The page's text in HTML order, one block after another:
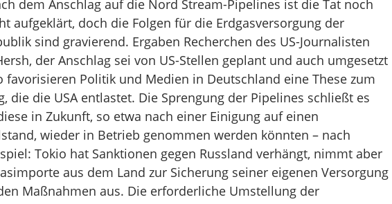
dem Anschlag auf die Nord Stream-Pipelines ist die Tat noch
aufgeklärt, doch die Folgen für die Erdgasversorgung der
sind gravierend. Ergaben Recherchen des US-Journalisten
der Anschlag sei von US-Stellen geplant und auch umgesetzt
favorisieren Politik und Medien in Deutschland eine These zum
die die USA entlastet. Die Sprengung der Pipelines schließt es
in Zukunft, so etwa nach einer Einigung auf einen
wieder in Betrieb genommen werden könnten – nach
Tokio hat Sanktionen gegen Russland verhängt, nimmt aber
aus dem Land zur Sicherung seiner eigenen Versorgung
Maßnahmen aus. Die erforderliche Umstellung der